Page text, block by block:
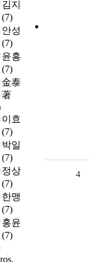
김지
(7)
안성
(7)
윤흥
(7)
金泰
著
이효
(7)
박일
(7)
정상
(7)
한맹
(7)
홍윤
(7)
4